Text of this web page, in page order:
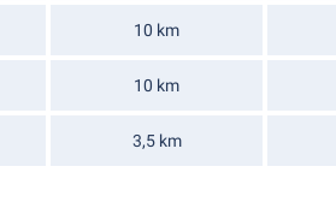
10 km
10 km
3,5 km